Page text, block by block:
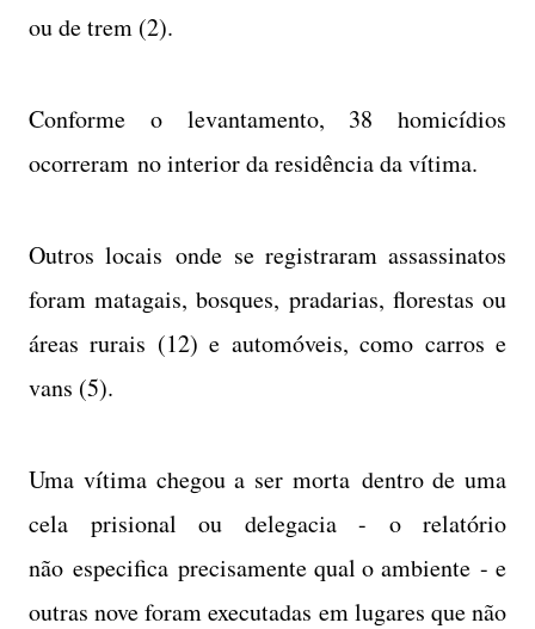
ou de trem (2).
Conforme o levantamento, 38 homicídios
ocorreram no interior da residência da vítima.
Outros locais onde se registraram assassinatos
foram matagais, bosques, pradarias, florestas ou
áreas rurais (12) e automóveis, como carros e
vans (5).
Uma vítima chegou a ser morta dentro de uma
cela prisional ou delegacia - o relatório
não especifica precisamente qual o ambiente - e
outras nove foram executadas em lugares que não